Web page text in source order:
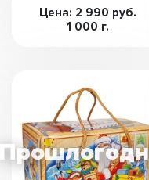
Цена: 2 990 руб.
1 000 г.